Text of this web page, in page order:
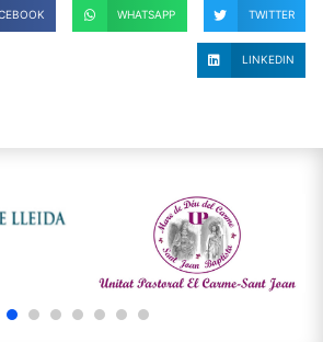
WHATSAPP TWITTER
LINKEDIN